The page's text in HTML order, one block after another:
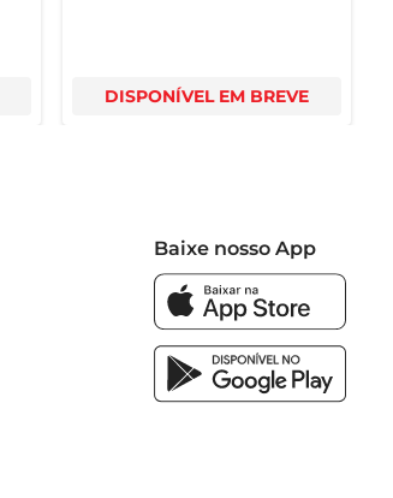
DISPONÍVEL EM BREVE
Baixe nosso App